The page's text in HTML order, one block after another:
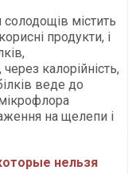
містить
продукти, і
калорійність,
веде до
на щелепи і
нельзя